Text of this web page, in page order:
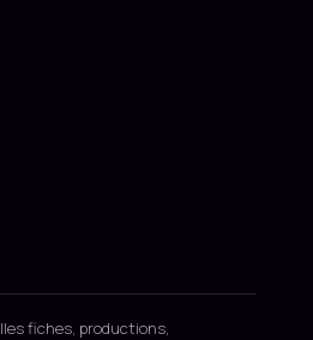
fiches, productions,